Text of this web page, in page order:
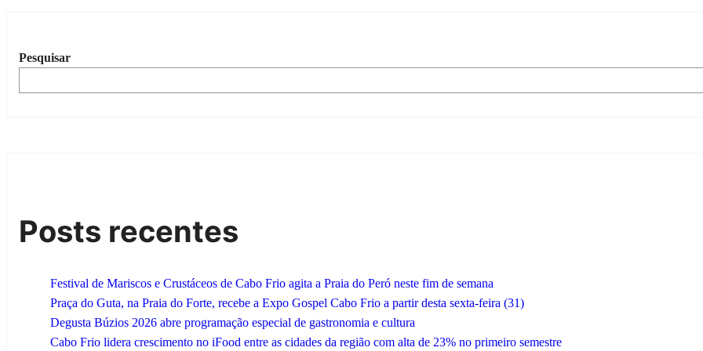
Pesquisar
Posts recentes
Festival de Mariscos e Crustáceos de Cabo Frio agita a Praia do Peró neste fim de semana
Praça do Guta, na Praia do Forte, recebe a Expo Gospel Cabo Frio a partir desta sexta-feira (31)
Degusta Búzios 2026 abre programação especial de gastronomia e cultura
Cabo Frio lidera crescimento no iFood entre as cidades da região com alta de 23% no primeiro semestre